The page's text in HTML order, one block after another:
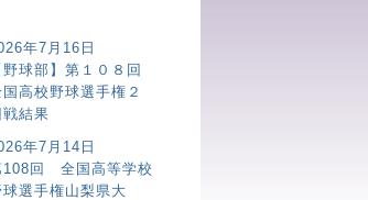
年7月16日
野球部】第１０８回
国高校野球選手権２
戦結果
年7月14日
108回 全国高等学校
球選手権山梨県大